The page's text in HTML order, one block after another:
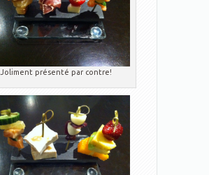
Joliment présenté par contre!